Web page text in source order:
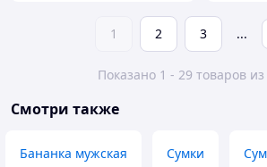
1 2 3 ...
Показано 1 - 29 товаров из
Смотри также
Бананка мужская Сумки